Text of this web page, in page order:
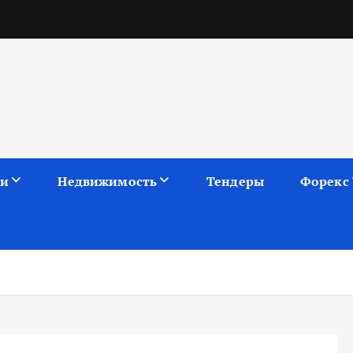
Недвижимость Тендеры Форекс